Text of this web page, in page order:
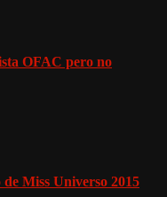
OFAC pero no
Miss Universo 2015